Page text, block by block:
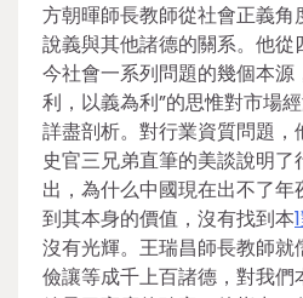
方朝暉師長教師從社會正義
說義與其他諸德的關系。他
今社會一系列問題的幾個本源
利，以義為利”的思惟對市場
詳盡剖析。對行業資質問題
史官三兄弟直筆的美談說明
出，為什么中國現在出不了
到其本身的價值，沒有找到本
沒有光輝。王瑞昌師長教師
儉讓等成千上百諸德，對我們